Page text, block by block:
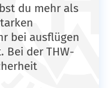
du mehr als
bei ausflügen
Bei der THW-